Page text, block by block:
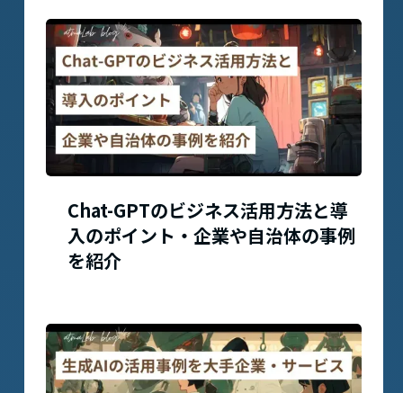
Chat-GPTのビジネス活用方法と導
入のポイント・企業や自治体の事例
を紹介